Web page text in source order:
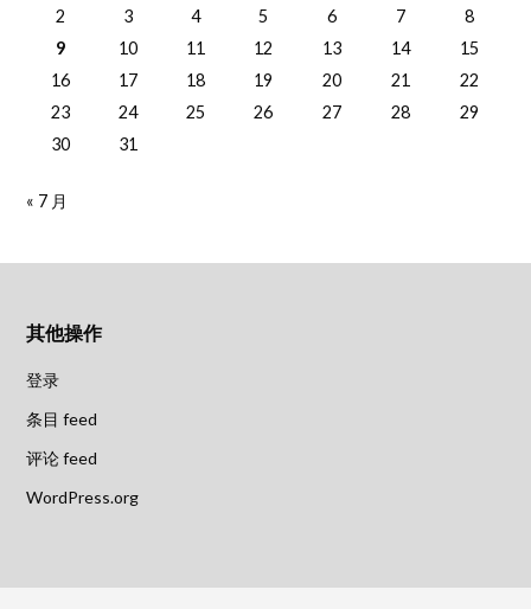
2
3 4 5 6 7
8
9
10 11 12 13 14
15
16
17 18 19 20 21
22
23
24 25 26 27 28
29
30
31
« 7 月
其他操作
登录
条目 feed
评论 feed
WordPress.org